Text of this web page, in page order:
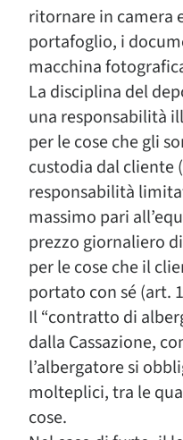
ritornare in camera
portafoglio, i
macchina
La disciplina del
una responsabilità
per le cose che gli
custodia dal cliente
responsabilità
massimo pari
prezzo giornaliero
per le cose che il
portato con sé (art.
Il “contratto di
dalla Cassazione,
l’albergatore si
molteplici, tra le
cose.